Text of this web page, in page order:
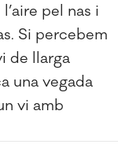
pel nas i
Si percebem
de llarga
una vegada
vi amb